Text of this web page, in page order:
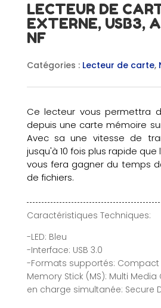
LECTEUR DE
EXTERNE, USB3,
NF
Catégories : Lecteur de carte,
Ce lecteur vous permettra
depuis une carte mémoire
Avec sa une vitesse de
jusqu'à 10 fois plus rapide que
vous fera gagner du temps
de fichiers.
Caractéristiques Techniques:
-LED: Bleu
-Interface: USB 3.0
-Formats supportés: Compact
Memory Stick (MS): Multi Media
en charge simultanée: Secure